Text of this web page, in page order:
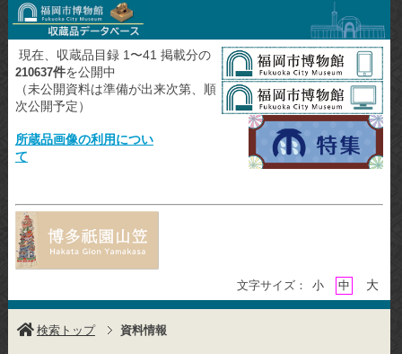
現在、収蔵品目録 1〜41 掲載分の
210637件を公開中
（未公開資料は準備が出来次第、順
次公開予定）
所蔵品画像の利用につい
て
文字サイズ： 小 中 大
検索トップ 資料情報